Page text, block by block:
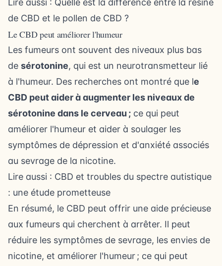
Lire aussi : Quelle est la différence entre la résine
de CBD et le pollen de CBD ?
Le CBD peut améliorer l'humeur
Les fumeurs ont souvent des niveaux plus bas
de sérotonine, qui est un neurotransmetteur lié
à l'humeur. Des recherches ont montré que le
CBD peut aider à augmenter les niveaux de
sérotonine dans le cerveau ; ce qui peut
améliorer l'humeur et aider à soulager les
symptômes de dépression et d'anxiété associés
au sevrage de la nicotine.
Lire aussi : CBD et troubles du spectre autistique
: une étude prometteuse
En résumé, le CBD peut offrir une aide précieuse
aux fumeurs qui cherchent à arrêter. Il peut
réduire les symptômes de sevrage, les envies de
nicotine, et améliorer l'humeur ; ce qui peut